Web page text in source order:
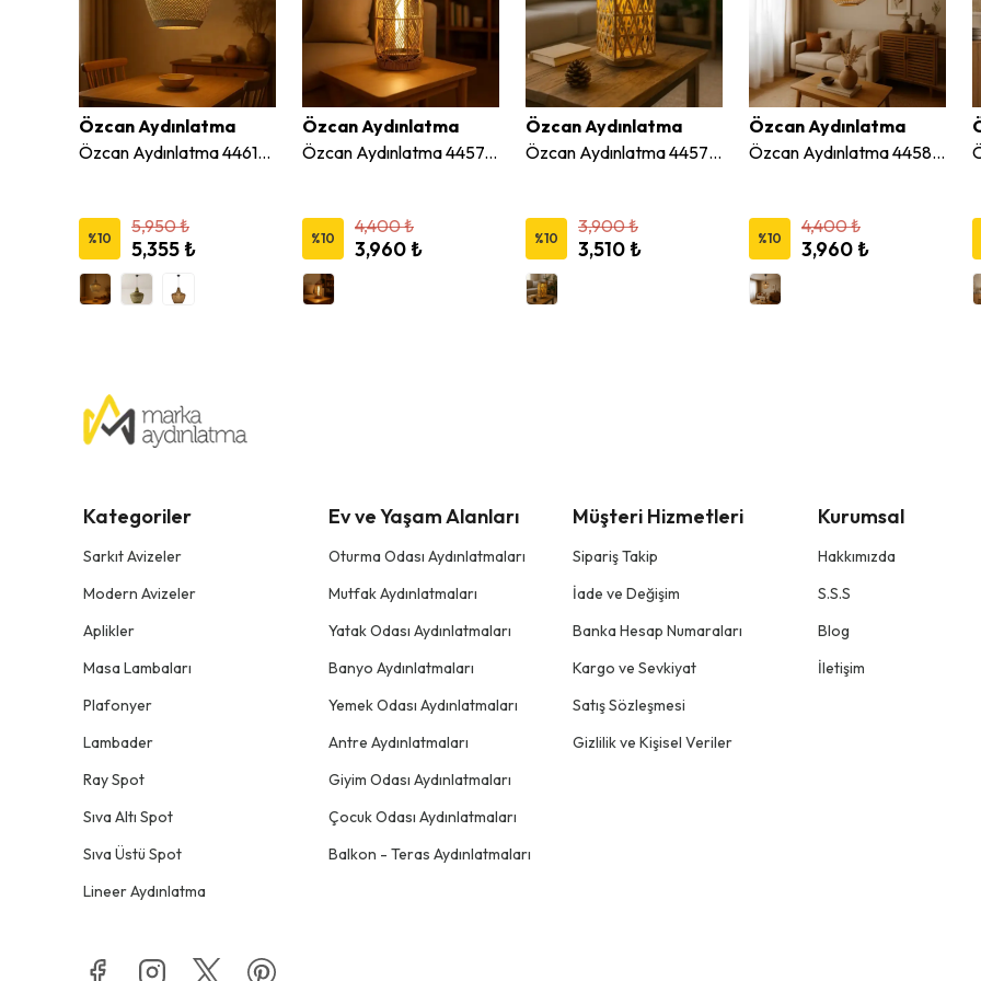
Özcan Aydınlatma
Özcan Aydınlatma 4461-23 Modern Hasır Sarkıt Avize
%10
5,950 ₺
5,355 ₺
Özcan Aydınlatma
Özcan Aydınlatma 4457-S04 Solar Hasır LED Masa Lambası
%10
4,400 ₺
3,960 ₺
Özcan Aydınlatma
Özcan Aydınlatma 4457S-13 Solar Hasır LED Masa Lambası
%10
3,900 ₺
3,510 ₺
Özcan Aydınlatma
Özcan Aydınlatma 4458-60 Yuvarlak Hasır Sarkıt Avize
%10
4,400 ₺
3,960 ₺
Kategoriler
Sarkıt Avizeler
Modern Avizeler
Aplikler
Masa Lambaları
Plafonyer
Lambader
Ray Spot
Sıva Altı Spot
Sıva Üstü Spot
Lineer Aydınlatma
Ev ve Yaşam Alanları
Oturma Odası Aydınlatmaları
Mutfak Aydınlatmaları
Yatak Odası Aydınlatmaları
Banyo Aydınlatmaları
Yemek Odası Aydınlatmaları
Antre Aydınlatmaları
Giyim Odası Aydınlatmaları
Çocuk Odası Aydınlatmaları
Balkon - Teras Aydınlatmaları
Müşteri Hizmetleri
Sipariş Takip
İade ve Değişim
Banka Hesap Numaraları
Kargo ve Sevkiyat
Satış Sözleşmesi
Gizlilik ve Kişisel Veriler
Kurumsal
Hakkımızda
S.S.S
Blog
İletişim